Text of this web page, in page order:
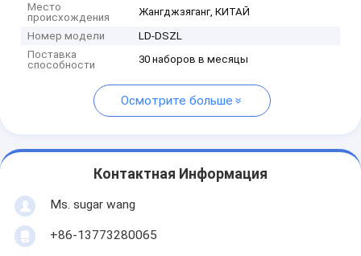
Место
происхождения
Жангджзяганг, КИТАЙ
Номер модели
LD-DSZL
Поставка
способности
30 наборов в месяцы
Осмотрите больше
Контактная Информация
Ms. sugar wang
+86-13773280065